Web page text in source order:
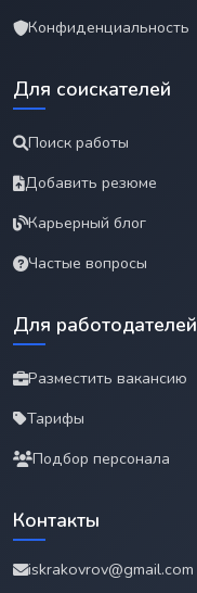
Конфиденциальность
Для соискателей
Поиск работы
Добавить резюме
Карьерный блог
Частые вопросы
Для работодателей
Разместить вакансию
Тарифы
Подбор персонала
Контакты
iskrakovrov@gmail.com